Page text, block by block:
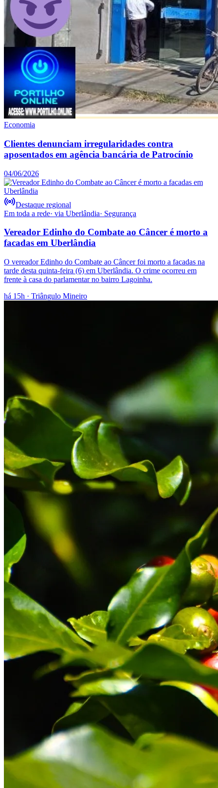
Economia
Clientes denunciam irregularidades contra
aposentados em agência bancária de Patrocínio
04/06/2026
Destaque regional
Em toda a rede· via Uberlândia· Segurança
Vereador Edinho do Combate ao Câncer é morto a
facadas em Uberlândia
O vereador Edinho do Combate ao Câncer foi morto a facadas na
tarde desta quinta-feira (6) em Uberlândia. O crime ocorreu em
frente à casa do parlamentar no bairro Lagoinha.
há 15h · Triângulo Mineiro